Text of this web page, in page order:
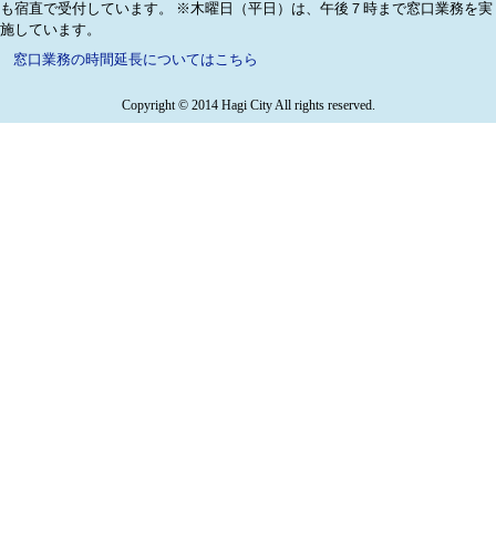
も宿直で受付しています。
※木曜日（平日）は、午後７時まで窓口業務を実
施しています。
窓口業務の時間延長についてはこちら
Copyright © 2014 Hagi City All rights reserved.